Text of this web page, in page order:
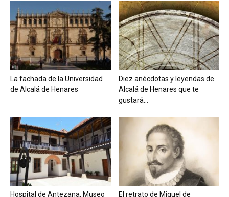
La fachada de la Universidad
de Alcalá de Henares
Diez anécdotas y leyendas de
Alcalá de Henares que te
gustará...
Hospital de Antezana, Museo
El retrato de Miguel de